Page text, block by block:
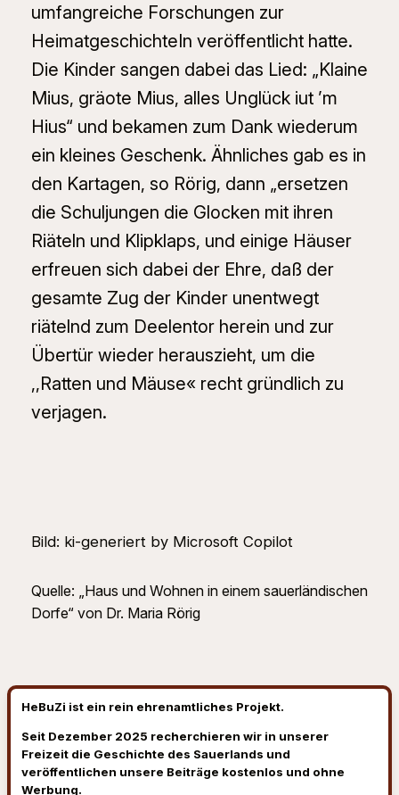
umfangreiche Forschungen zur
HeimatgeschichteIn veröffentlicht hatte.
Die Kinder sangen dabei das Lied: „Klaine
Mius, gräote Mius, alles Unglück iut ’m
Hius“ und bekamen zum Dank wiederum
ein kleines Geschenk. Ähnliches gab es in
den Kartagen, so Rörig, dann „ersetzen
die Schuljungen die Glocken mit ihren
Riäteln und Klipklaps, und einige Häuser
erfreuen sich dabei der Ehre, daß der
gesamte Zug der Kinder unentwegt
riätelnd zum Deelentor herein und zur
Übertür wieder herauszieht, um die
,,Ratten und Mäuse« recht gründlich zu
verjagen.
Bild: ki-generiert by Microsoft Copilot
Quelle: „Haus und Wohnen in einem sauerländischen
Dorfe“ von Dr. Maria Rörig
HeBuZi ist ein rein ehrenamtliches Projekt.
Seit Dezember 2025 recherchieren wir in unserer
Freizeit die Geschichte des Sauerlands und
veröffentlichen unsere Beiträge kostenlos und ohne
Werbung.